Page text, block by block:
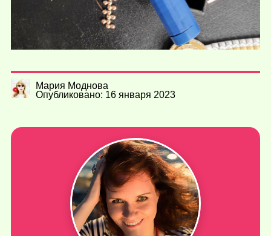
Мария Моднова
Опубликовано: 16 января 2023